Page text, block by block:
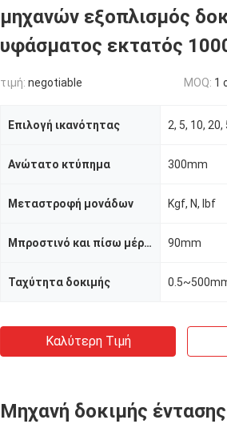
μηχανών εξοπλισμός
υφάσματος εκτατός
τιμή: negotiable MOQ: 1
Επιλογή ικανότητας 2, 5, 10,
Ανώτατο κτύπημα 300mm
Μεταστροφή μονάδων Kgf, Ν, lbf
Μπροστινό και πίσω μέρος διάστημα 90mm
Ταχύτητα δοκιμής
Καλύτερη Τιμή
Μηχανή δοκιμής